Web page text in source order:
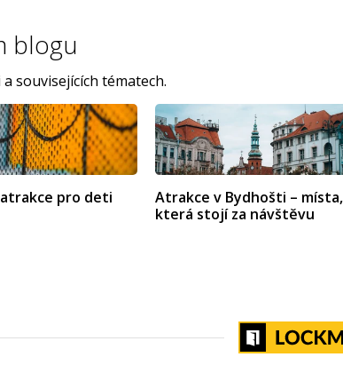
blogu
souvisejících tématech.
pro deti
Atrakce v Bydhošti – místa,
která stojí za návštěvu